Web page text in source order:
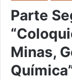
Parte
Minas,